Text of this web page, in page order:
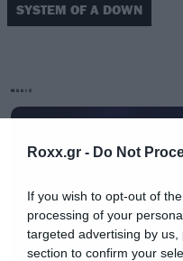
Roxx.gr - Do Not
If you wish to opt-out of
processing of your
targeted advertising by
section to confirm your
Broadway, ένα των
μοιάζει σε
SYSTEM OF A DOWN
MUSIC